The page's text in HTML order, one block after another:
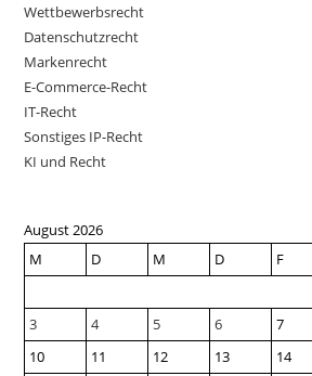
Wettbewerbsrecht
Datenschutzrecht
Markenrecht
E-Commerce-Recht
IT-Recht
Sonstiges IP-Recht
KI und Recht
August 2026
M
D M D F
3
4 5 6 7
10
11 12 13 14